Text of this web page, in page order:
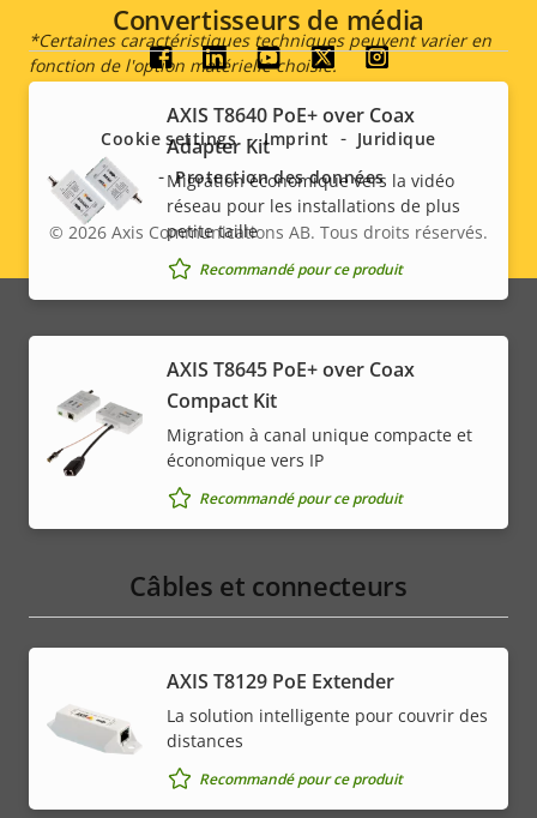
*Certaines caractéristiques techniques peuvent varier en
fonction de l'option matérielle choisie.
Convertisseurs de média
AXIS T8640 PoE+ over Coax
Adapter Kit
Migration économique vers la vidéo
réseau pour les installations de plus
petite taille
Recommandé pour ce produit
AXIS T8645 PoE+ over Coax
Compact Kit
Migration à canal unique compacte et
économique vers IP
Recommandé pour ce produit
Câbles et connecteurs
AXIS T8129 PoE Extender
La solution intelligente pour couvrir des
distances
Recommandé pour ce produit
Social
menu
Legal
menu
© 2026 Axis Communications AB. Tous droits réservés.
Cookie settings Imprint
Juridique
Protection des données